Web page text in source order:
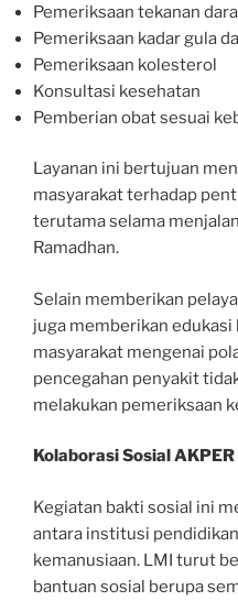
Pemeriksaan tekanan
Pemeriksaan kadar gula
Pemeriksaan kolesterol
Konsultasi kesehatan
Pemberian obat sesuai
Layanan ini bertujuan
masyarakat terhadap
terutama selama
Ramadhan.
Selain memberikan
juga memberikan edukasi
masyarakat mengenai
pencegahan penyakit
melakukan pemeriksaan
Kolaborasi Sosial AKPER
Kegiatan bakti sosial ini
antara institusi
kemanusiaan. LMI turut
bantuan sosial berupa